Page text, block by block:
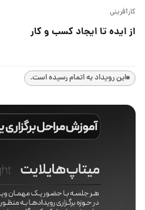
کارآفرینی
از ایده تا ایجاد کسب و کار
این رویداد به اتمام رسیده است.